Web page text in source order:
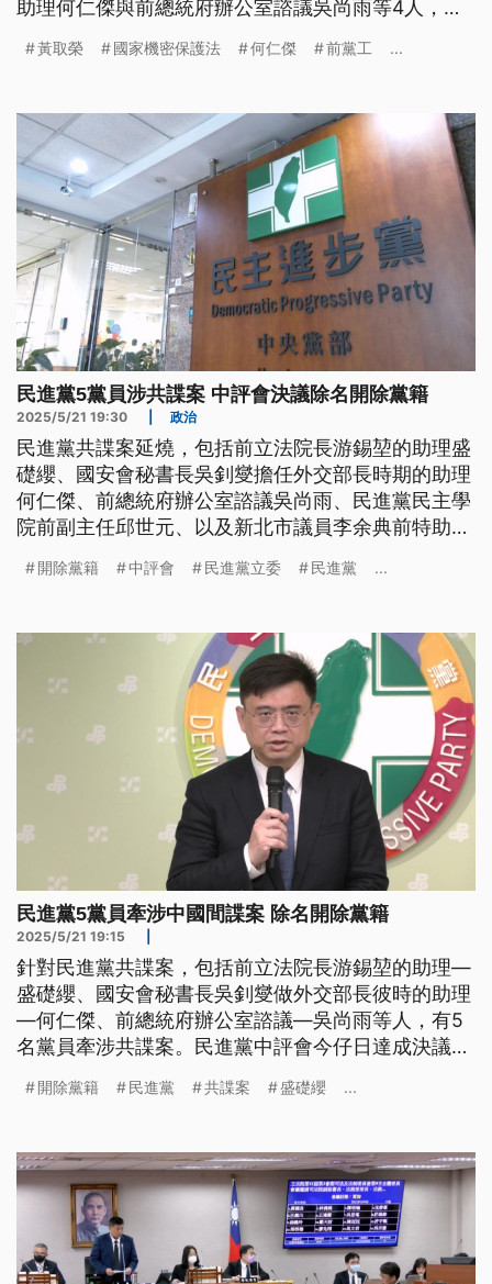
助理何仁傑與前總統府辦公室諮議吳尚雨等4人，分
計求處18年6個月、邱7年、何9年、吳5年。另外沒
法報酬。
黃取榮 國家機密保護法 何仁傑 前黨工 ...
民進黨5黨員涉共諜案 中評會決議除名開除黨籍
2025/5/21 19:30 政治
民進黨共諜案延燒，包括前立法院長游錫堃的助理盛
礎纓、國安會秘書長吳釗燮擔任外交部長時期的助理
何仁傑、前總統府辦公室諮議吳尚雨、民進黨民主學
院前副主任邱世元、以及新北市議員李余典前特助黃
（21）日達成一致決議，將5人除名並開除黨籍。
開除黨籍 中評會 民進黨立委 民進黨 ...
民進黨5黨員牽涉中國間諜案 除名開除黨籍
2025/5/21 19:15
針對民進黨共諜案，包括前立法院長游錫堃的助理—
盛礎纓、國安會秘書長吳釗燮做外交部長彼時的助理
—何仁傑、前總統府辦公室諮議—吳尚雨等人，有5
名黨員牽涉共諜案。民進黨中評會今仔日達成決議，
文為臺語文。）
開除黨籍 民進黨 共諜案 盛礎纓 ...